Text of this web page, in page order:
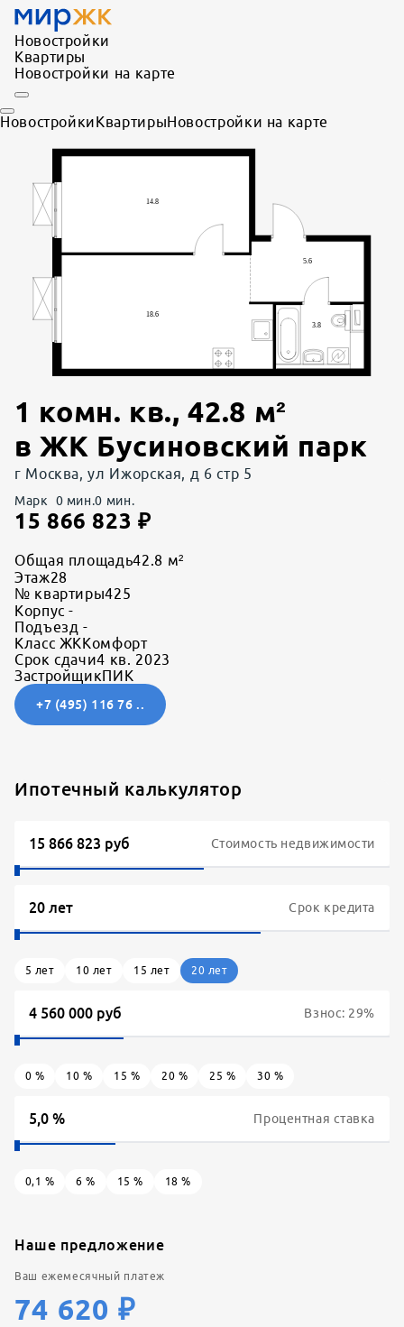
Новостройки
Квартиры
Новостройки на карте
НовостройкиКвартирыНовостройки на карте
1 комн. кв.,42.8 м²
вЖК Бусиновский парк
г Москва, ул Ижорская, д 6 стр 5
Марк 0 мин.0 мин.
15 866 823 ₽
Общая площадь42.8 м²
Этаж28
№ квартиры425
Корпус -
Подъезд -
Класс ЖК Комфорт
Срок сдачи4 кв. 2023
Застройщик ПИК
+7 (495) 116 76 ..
Ипотечный калькулятор
Стоимость недвижимости
Взнос: 29%
0 % 10 % 15 % 20 % 25 % 30 %
Срок кредита
5 лет 10 лет 15 лет 20 лет
Процентная ставка
0,1 % 6 % 15 % 18 %
Наше предложение
Ваш ежемесячный платеж
74 620 ₽